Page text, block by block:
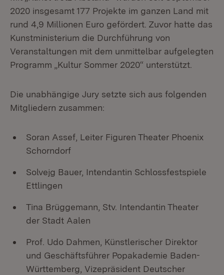
2020 insgesamt 177 Projekte im ganzen Land mit
rund 4,9 Millionen Euro gefördert. Zuvor hatte das
Kunstministerium die Durchführung von
Veranstaltungen mit dem unmittelbar aufgelegten
Programm „Kultur Sommer 2020“ unterstützt.
Die unabhängige Jury setzte sich aus folgenden
Mitgliedern zusammen:
Soran Assef, Leiter Figuren Theater Phoenix
Schorndorf
Solvejg Bauer, Intendantin Schlossfestspiele
Ettlingen
Tina Brüggemann, Stv. Intendantin Theater
der Stadt Aalen
Prof. Udo Dahmen, Künstlerischer Direktor
und Geschäftsführer Popakademie Baden-
Württemberg, Vizepräsident Deutscher